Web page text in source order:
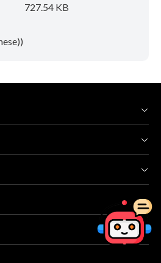
727.54 KB